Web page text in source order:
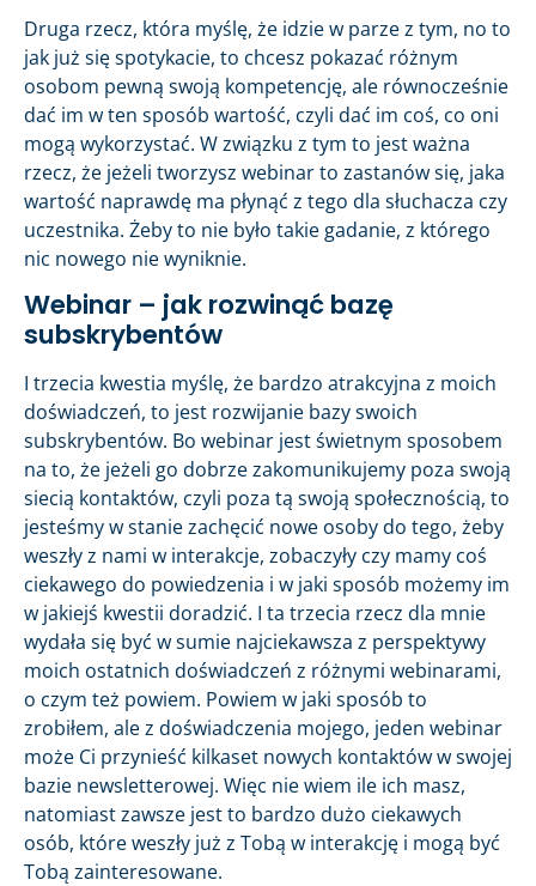
Druga rzecz, która myślę, że idzie w parze z tym, no to
jak już się spotykacie, to chcesz pokazać różnym
osobom pewną swoją kompetencję, ale równocześnie
dać im w ten sposób wartość, czyli dać im coś, co oni
mogą wykorzystać. W związku z tym to jest ważna
rzecz, że jeżeli tworzysz webinar to zastanów się, jaka
wartość naprawdę ma płynąć z tego dla słuchacza czy
uczestnika. Żeby to nie było takie gadanie, z którego
nic nowego nie wyniknie.
Webinar – jak rozwinąć bazę
subskrybentów
I trzecia kwestia myślę, że bardzo atrakcyjna z moich
doświadczeń, to jest rozwijanie bazy swoich
subskrybentów. Bo webinar jest świetnym sposobem
na to, że jeżeli go dobrze zakomunikujemy poza swoją
siecią kontaktów, czyli poza tą swoją społecznością, to
jesteśmy w stanie zachęcić nowe osoby do tego, żeby
weszły z nami w interakcje, zobaczyły czy mamy coś
ciekawego do powiedzenia i w jaki sposób możemy im
w jakiejś kwestii doradzić. I ta trzecia rzecz dla mnie
wydała się być w sumie najciekawsza z perspektywy
moich ostatnich doświadczeń z różnymi webinarami,
o czym też powiem. Powiem w jaki sposób to
zrobiłem, ale z doświadczenia mojego, jeden webinar
może Ci przynieść kilkaset nowych kontaktów w swojej
bazie newsletterowej. Więc nie wiem ile ich masz,
natomiast zawsze jest to bardzo dużo ciekawych
osób, które weszły już z Tobą w interakcję i mogą być
Tobą zainteresowane.